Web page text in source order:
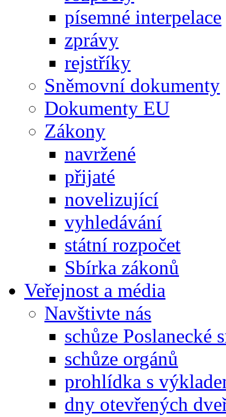
písemné interpelace
zprávy
rejstříky
Sněmovní dokumenty
Dokumenty EU
Zákony
navržené
přijaté
novelizující
vyhledávání
státní rozpočet
Sbírka zákonů
Veřejnost a média
Navštivte nás
schůze Poslanecké
schůze orgánů
prohlídka s
dny otevřených